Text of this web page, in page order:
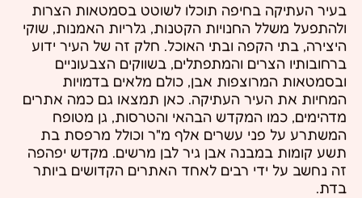
בעיר העתיקה בחיפה תוכלו לשוטט בסמטאות הצרות
ולהתפעל משלל החנויות הקטנות, גלריות האמנות, שוקי
היצירה, בתי הקפה ובתי האוכל. חלק זה של העיר ידוע
ברחובותיו הצרים והמתפתלים, בשווקים הצבעוניים
ובסמטאות המרוצפות אבן, כולם מלאים בדמויות
המחיות את העיר העתיקה. כאן תמצאו גם כמה אתרים
מדהימים, כמו המקדש הבהאי והטרסות, גן מטופח
המשתרע על פני עשרים אלף מ"ר וכולל מרפסת בת
תשע קומות במבנה אבן גיר לבן מרשים. מקדש יפהפה
זה נחשב על ידי רבים לאחד האתרים הקדושים ביותר
בדת.